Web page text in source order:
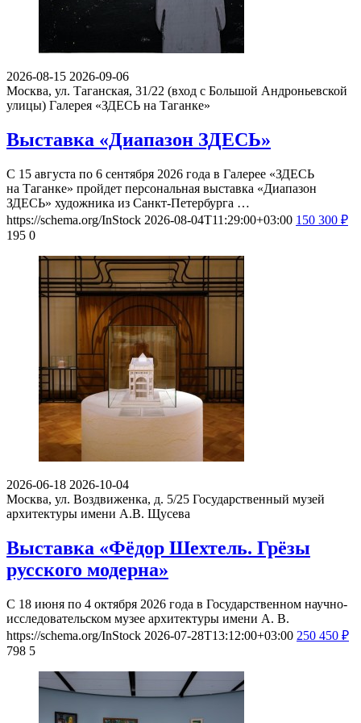
2026-08-15 2026-09-06
Москва, ул. Таганская, 31/22 (вход с Большой Андроньевской
улицы) Галерея «ЗДЕСЬ на Таганке»
Выставка «Диапазон ЗДЕСЬ»
С 15 августа по 6 сентября 2026 года в Галерее «ЗДЕСЬ
на Таганке» пройдет персональная выставка «Диапазон
ЗДЕСЬ» художника из Санкт-Петербурга …
https://schema.org/InStock 2026-08-04T11:29:00+03:00 150 300 ₽
195 0
2026-06-18 2026-10-04
Москва, ул. Воздвиженка, д. 5/25 Государственный музей
архитектуры имени А.В. Щусева
Выставка «Фёдор Шехтель. Грёзы
русского модерна»
С 18 июня по 4 октября 2026 года в Государственном научно-
исследовательском музее архитектуры имени А. В.
https://schema.org/InStock 2026-07-28T13:12:00+03:00 250 450 ₽
798 5